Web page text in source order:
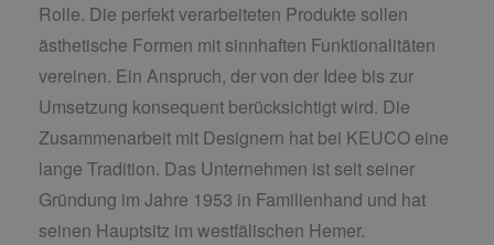
Rolle. Die perfekt verarbeiteten Produkte sollen
ästhetische Formen mit sinnhaften Funktionalitäten
vereinen. Ein Anspruch, der von der Idee bis zur
Umsetzung konsequent berücksichtigt wird. Die
Zusammenarbeit mit Designern hat bei KEUCO eine
lange Tradition. Das Unternehmen ist seit seiner
Gründung im Jahre 1953 in Familienhand und hat
seinen Hauptsitz im westfälischen Hemer.